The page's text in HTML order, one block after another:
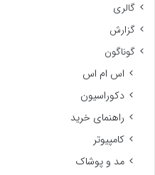
گالری
گزارش
گوناگون
اس ام اس
دکوراسیون
راهنمای خرید
کامپیوتر
مد و پوشاک